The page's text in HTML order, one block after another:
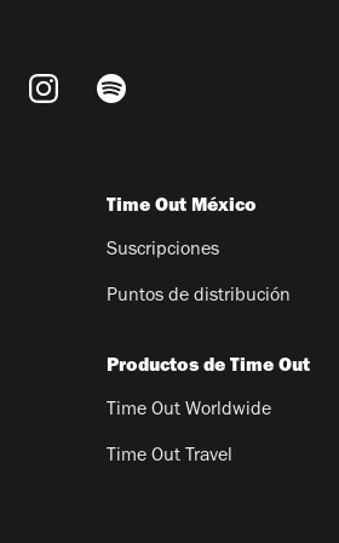
Time Out México
Suscripciones
Puntos de distribución
Productos de Time Out
Time Out Worldwide
Time Out Travel